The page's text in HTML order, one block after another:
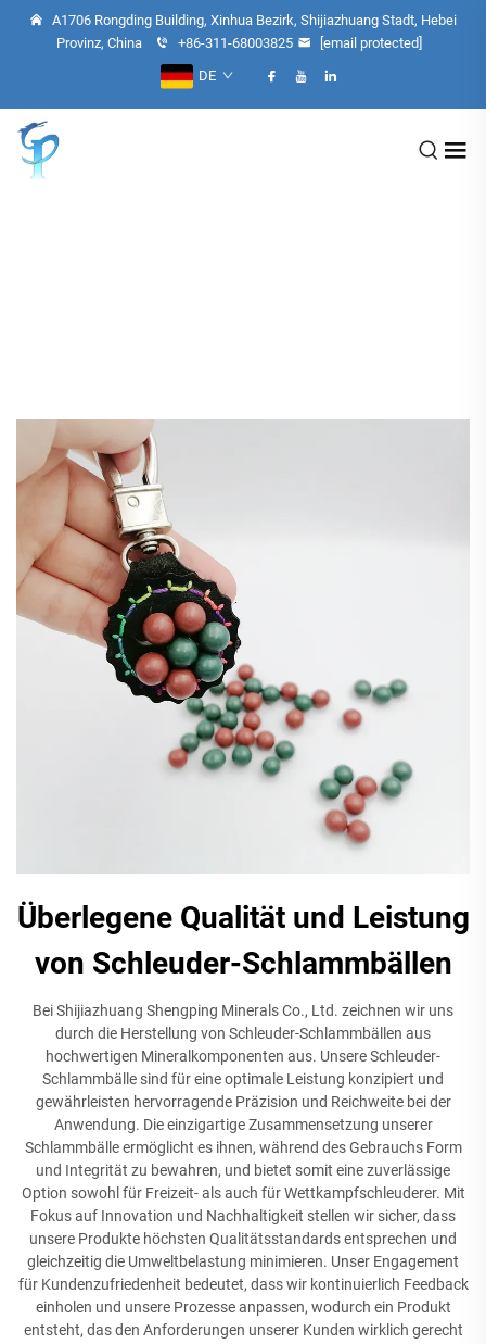
A1706 Rongding Building, Xinhua Bezirk, Shijiazhuang Stadt, Hebei
Provinz, China
+86-311-68003825
[email protected]
DE
Überlegene Qualität und Leistung
von Schleuder-Schlammbällen
Bei Shijiazhuang Shengping Minerals Co., Ltd. zeichnen wir uns
durch die Herstellung von Schleuder-Schlammbällen aus
hochwertigen Mineralkomponenten aus. Unsere Schleuder-
Schlammbälle sind für eine optimale Leistung konzipiert und
gewährleisten hervorragende Präzision und Reichweite bei der
Anwendung. Die einzigartige Zusammensetzung unserer
Schlammbälle ermöglicht es ihnen, während des Gebrauchs Form
und Integrität zu bewahren, und bietet somit eine zuverlässige
Option sowohl für Freizeit- als auch für Wettkampfschleuderer. Mit
Fokus auf Innovation und Nachhaltigkeit stellen wir sicher, dass
unsere Produkte höchsten Qualitätsstandards entsprechen und
gleichzeitig die Umweltbelastung minimieren. Unser Engagement
für Kundenzufriedenheit bedeutet, dass wir kontinuierlich Feedback
einholen und unsere Prozesse anpassen, wodurch ein Produkt
entsteht, das den Anforderungen unserer Kunden wirklich gerecht